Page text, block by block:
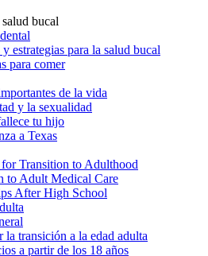
bucal
estrategias para la salud bucal
para comer
de la vida
y la sexualidad
tu hijo
a Texas
Transition to Adulthood
to Adult Medical Care
After High School
transición a la edad adulta
a partir de los 18 años